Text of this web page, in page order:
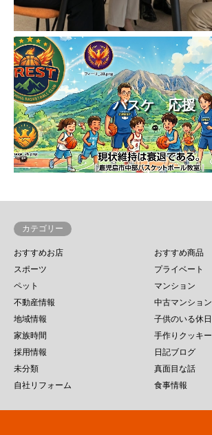
バスケ 応援
カテゴリー
おすすめお店
おすすめ商品
スポーツ
プライベート
ペット
マンション
不動産情報
中古マンション
地域情報
子供のいる休日
家族時間
手作りクッキー
採用情報
日記ブログ
未分類
真面目な話
自社リフォーム
食事情報